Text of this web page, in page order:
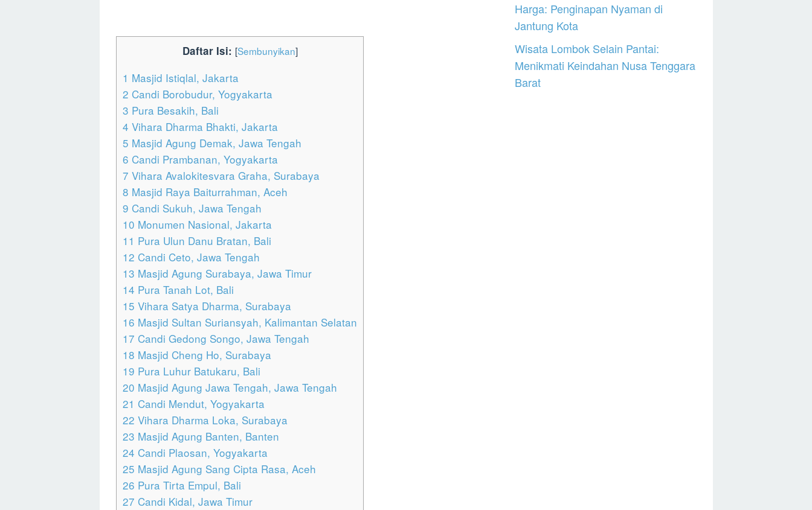
Daftar Isi: [Sembunyikan]
1 Masjid Istiqlal, Jakarta
2 Candi Borobudur, Yogyakarta
3 Pura Besakih, Bali
4 Vihara Dharma Bhakti, Jakarta
5 Masjid Agung Demak, Jawa Tengah
6 Candi Prambanan, Yogyakarta
7 Vihara Avalokitesvara Graha, Surabaya
8 Masjid Raya Baiturrahman, Aceh
9 Candi Sukuh, Jawa Tengah
10 Monumen Nasional, Jakarta
11 Pura Ulun Danu Bratan, Bali
12 Candi Ceto, Jawa Tengah
13 Masjid Agung Surabaya, Jawa Timur
14 Pura Tanah Lot, Bali
15 Vihara Satya Dharma, Surabaya
16 Masjid Sultan Suriansyah, Kalimantan Selatan
17 Candi Gedong Songo, Jawa Tengah
18 Masjid Cheng Ho, Surabaya
19 Pura Luhur Batukaru, Bali
20 Masjid Agung Jawa Tengah, Jawa Tengah
21 Candi Mendut, Yogyakarta
22 Vihara Dharma Loka, Surabaya
23 Masjid Agung Banten, Banten
24 Candi Plaosan, Yogyakarta
25 Masjid Agung Sang Cipta Rasa, Aceh
26 Pura Tirta Empul, Bali
27 Candi Kidal, Jawa Timur
Harga: Penginapan Nyaman di
Jantung Kota
Wisata Lombok Selain Pantai:
Menikmati Keindahan Nusa Tenggara
Barat